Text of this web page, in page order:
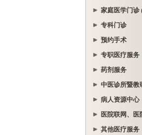
家庭医学门诊
专科门诊
预约手术
专职医疗服务
药剂服务
中医诊所暨教
病人资源中心
医院联网、医
其他医疗服务